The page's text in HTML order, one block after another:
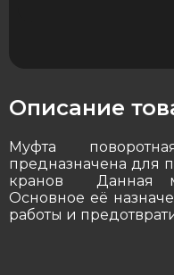
Описание
Муфта
предназначена для
кранов Данная
Основное её
работы и